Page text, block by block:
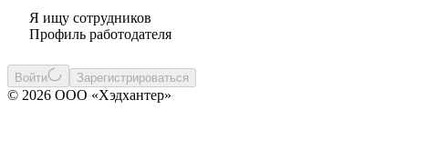
Я ищу сотрудников
Профиль работодателя
Войти Зарегистрироваться
© 2026 ООО «Хэдхантер»